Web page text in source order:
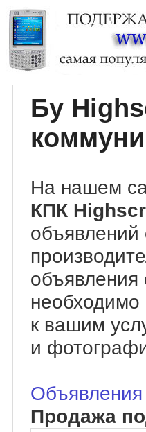
Бу
На нашем
КПК
необходимо
к вашим
и
Продажа